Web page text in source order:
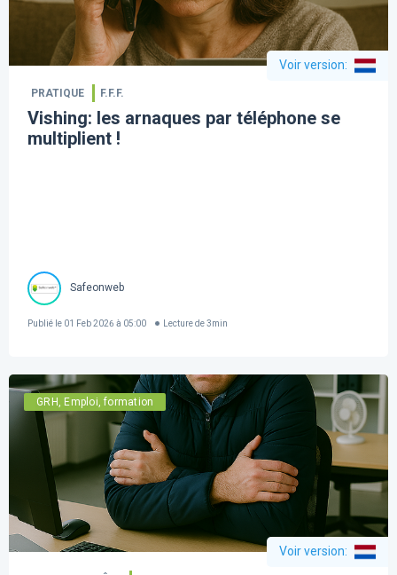
Voir version:
PRATIQUE F.F.F.
Vishing: les arnaques par téléphone se
multiplient !
Safeonweb
Publié le 01 Feb 2026 à 05:00 Lecture de 3min
GRH, Emploi, formation
Voir version: